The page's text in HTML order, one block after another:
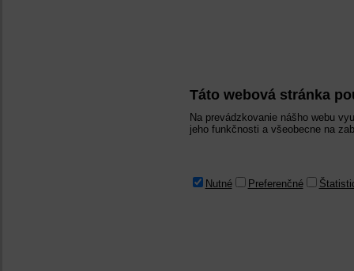
Táto webová stránka
Na prevádzkovanie nášho webu
jeho funkčnosti a všeobecne na
Nutné Preferenčné